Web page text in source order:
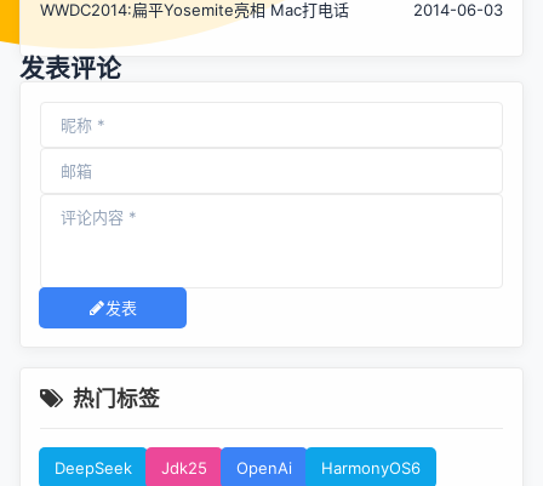
WWDC2014:扁平Yosemite亮相 Mac打电话 2014-06-03
发表评论
发表
热门标签
DeepSeek Jdk25 OpenAi HarmonyOS6